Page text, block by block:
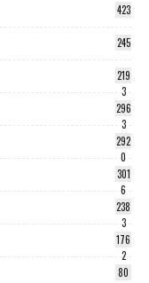
423
245
219
3
296
3
292
0
301
6
238
3
176
2
80